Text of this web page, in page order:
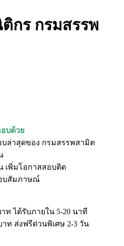
กร กรมสรรพ
บด้วย
ล่าสุดของ กรมสรรพสามิต
เพิ่มโอกาสสอบติด
บสัมภาษณ์
าท ได้รับภายใน 5-20 นาที
ท ส่งฟรีด่วนพิเศษ 2-3 วัน